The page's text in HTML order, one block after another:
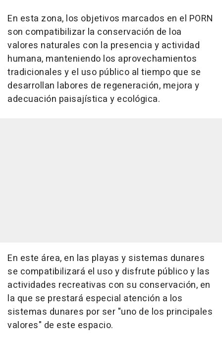
En esta zona, los objetivos marcados en el PORN
son compatibilizar la conservación de loa
valores naturales con la presencia y actividad
humana, manteniendo los aprovechamientos
tradicionales y el uso público al tiempo que se
desarrollan labores de regeneración, mejora y
adecuación paisajística y ecológica.
En este área, en las playas y sistemas dunares
se compatibilizará el uso y disfrute público y las
actividades recreativas con su conservación, en
la que se prestará especial atención a los
sistemas dunares por ser "uno de los principales
valores" de este espacio.